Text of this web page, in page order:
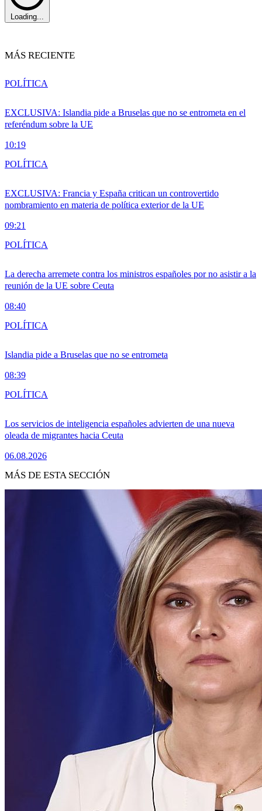
Loading...
MÁS RECIENTE
EXCLUSIVA: Islandia pide a Bruselas que no se entrometa en el
referéndum sobre la UE
10:19
POLÍTICA
EXCLUSIVA: Francia y España critican un controvertido
nombramiento en materia de política exterior de la UE
09:21
POLÍTICA
La derecha arremete contra los ministros españoles por no asistir a la
reunión de la UE sobre Ceuta
08:40
POLÍTICA
Islandia pide a Bruselas que no se entrometa
08:39
POLÍTICA
Los servicios de inteligencia españoles advierten de una nueva
oleada de migrantes hacia Ceuta
06.08.2026
POLÍTICA
MÁS DE ESTA SECCIÓN